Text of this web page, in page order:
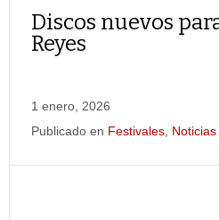
Discos nuevos
Reyes
1 enero, 2026
Publicado en Festivales Noticias